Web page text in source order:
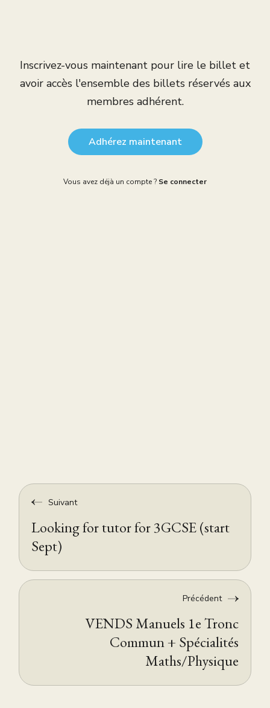
Inscrivez-vous maintenant pour lire le billet et
avoir accès l'ensemble des billets réservés aux
membres adhérent.
Adhérez maintenant
Vous avez déjà un compte ? Se connecter
Suivant
Looking for tutor for 3GCSE (start
Sept)
Précédent
VENDS Manuels 1e Tronc
Commun + Spécialités
Maths/Physique